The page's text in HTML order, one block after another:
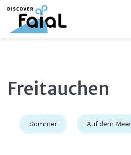
Freitauchen
Sommer Auf dem Meer